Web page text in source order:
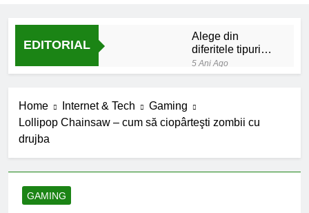
EDITORIAL
Alege din
diferitele tipuri
de bratara de
argint
5 Ani Ago
5 Ani Ago
Lucruri esentiale
meu
6 Ani Ago
Home Internet & Tech
Gaming
Lollipop Chainsaw – cum să ciopârteşti zombii cu
drujba
GAMING